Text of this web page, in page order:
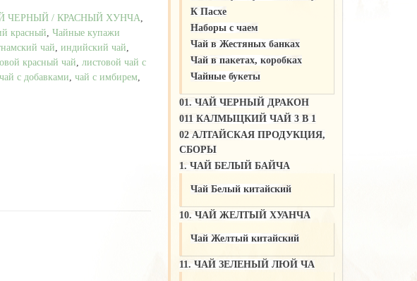
ЧЕРНЫЙ / КРАСНЫЙ ХУНЧА
красный ,Чайные купажи
чай ,индийский чай
красный чай
листовой чай с
чай с добавками ,чай с имбирем
К Пасхе
Наборы с чаем
Чай в Жестяных банках
Чай в пакетах, коробках
Чайные букеты
01. ЧАЙ ЧЕРНЫЙ ДРАКОН
011 КАЛМЫЦКИЙ ЧАЙ 3 В 1
02 АЛТАЙСКАЯ ПРОДУКЦИЯ,
СБОРЫ
1. ЧАЙ БЕЛЫЙ БАЙЧА
Чай Белый китайский
10. ЧАЙ ЖЕЛТЫЙ ХУАНЧА
Чай Желтый китайский
11. ЧАЙ ЗЕЛЕНЫЙ ЛЮЙ ЧА